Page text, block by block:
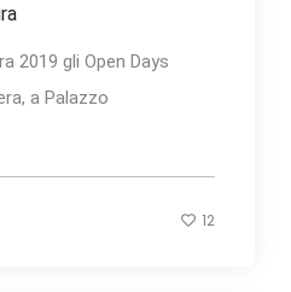
2019 gli Open Days
a Palazzo
12